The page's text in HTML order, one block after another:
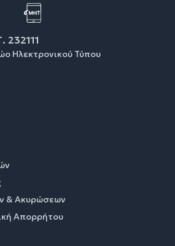
232111
Ηλεκτρονικού Τύπου
& Ακυρώσεων
Απορρήτου